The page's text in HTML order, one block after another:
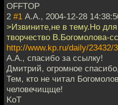
OFFTOP
2 #1 А.А., 2004-12-28
>Извините,не в тему.Но для
творчество В.Богомолова-
http://www.kp.ru/daily/23432/
А.А., спасибо за ссылку!
Дмитрий, огромное
Тем, кто не читал
человечищще!
KoT